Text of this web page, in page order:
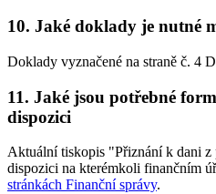
10. Jaké doklady je nutné
Doklady vyznačené na straně č. 4
11. Jaké jsou potřebné
dispozici
Aktuální tiskopis "Přiznání k dani
dispozici na kterémkoli finančním
stránkách Finanční správy.